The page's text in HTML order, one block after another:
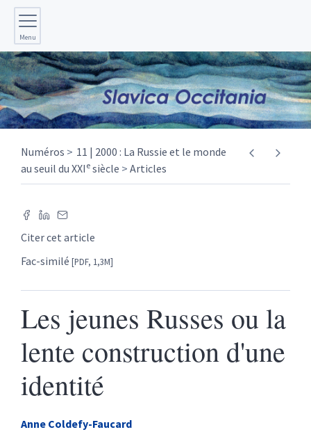
Menu
Numéros
11 | 2000 : La Russie et le monde
au seuil du XXI e siècle Articles
Citer cet article
Fac-similé [PDF, 1,3M]
Les jeunes Russes ou la
lente construction d'une
identité
Anne Coldefy-Faucard